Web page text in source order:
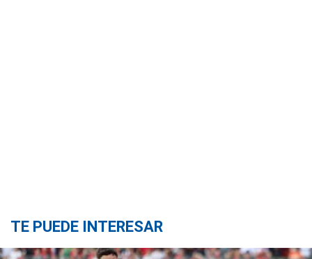
TE PUEDE INTERESAR